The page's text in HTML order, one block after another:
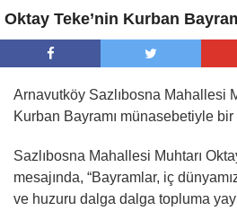
Oktay Teke’nin Kurban
Arnavutköy Sazlıbosna Mahallesi
Kurban Bayramı münasebetiyle bir
Sazlıbosna Mahallesi Muhtarı
mesajında, “Bayramlar, iç
ve huzuru dalga dalga topluma